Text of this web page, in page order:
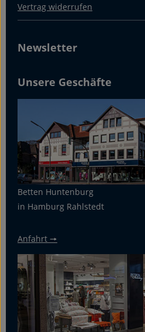
Vertrag widerrufen
Newsletter
Unsere Geschäfte
Betten Huntenburg
in Hamburg Rahlstedt
Anfahrt 🠖